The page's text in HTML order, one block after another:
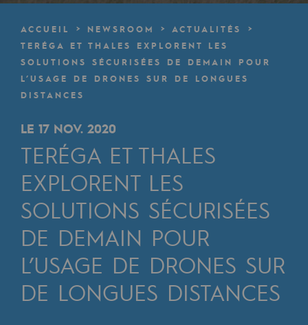
Une organisation adaptative et ouverte
Une organisation adaptative et
Digitalisation
Transversalité et Collaboratif
Notre culture et nos valeurs
Une organisation certifiée
Notre organisation
Notre organisation
Gouvernance
Indicateurs
ACCUEIL NEWSROOM
ACTUALITÉS
TERÉGA ET THALES EXPLORENT LES
SOLUTIONS SÉCURISÉES DE DEMAIN POUR
L’USAGE DE DRONES SUR DE LONGUES
DISTANCES
LE 17 NOV. 2020
TERÉGA ET THALES
EXPLORENT LES
SOLUTIONS SÉCURISÉES
DE DEMAIN POUR
L’USAGE DE DRONES SUR
DE LONGUES DISTANCES